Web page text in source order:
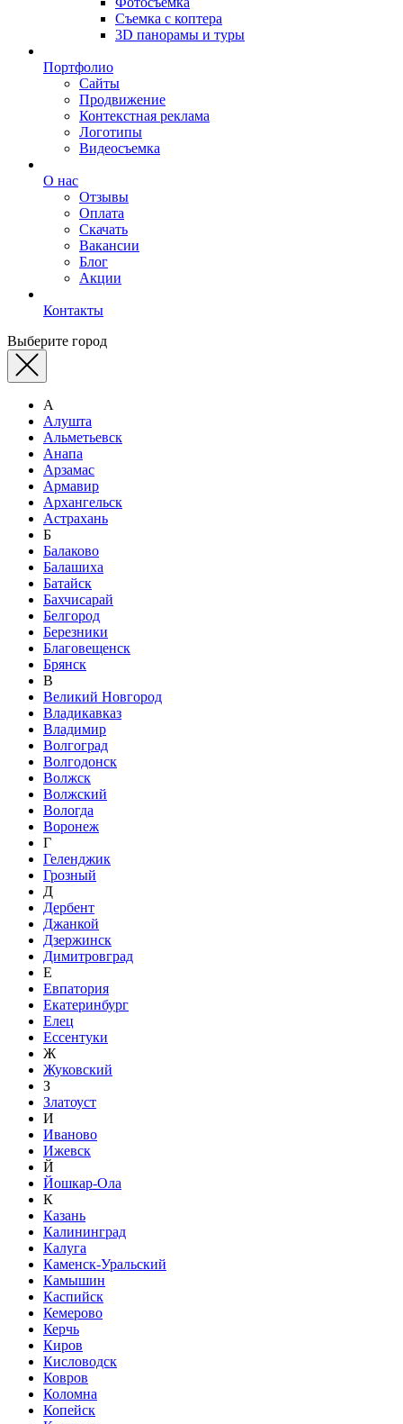
Съемка с коптера
3D панорамы и туры
Портфолио
Сайты
Продвижение
Контекстная реклама
Логотипы
Видеосъемка
О нас
Отзывы
Оплата
Скачать
Вакансии
Блог
Акции
Контакты
Выберите город
А
Алушта
Альметьевск
Анапа
Арзамас
Армавир
Архангельск
Астрахань
Б
Балаково
Балашиха
Батайск
Бахчисарай
Белгород
Березники
Благовещенск
Брянск
В
Великий Новгород
Владикавказ
Владимир
Волгоград
Волгодонск
Волжск
Волжский
Вологда
Воронеж
Г
Геленджик
Грозный
Д
Дербент
Джанкой
Дзержинск
Димитровград
Е
Евпатория
Екатеринбург
Елец
Ессентуки
Ж
Жуковский
З
Златоуст
И
Иваново
Ижевск
Й
Йошкар-Ола
К
Казань
Калининград
Калуга
Каменск-Уральский
Камышин
Каспийск
Кемерово
Керчь
Киров
Кисловодск
Ковров
Коломна
Копейск